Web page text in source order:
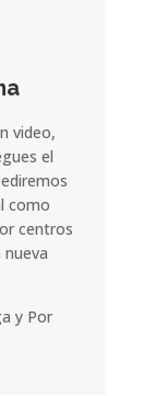
video,
el
como
centros
nueva
y Por